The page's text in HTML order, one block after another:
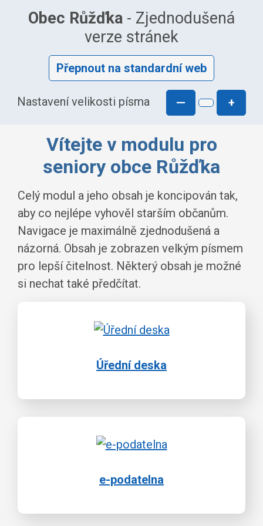
Obec Růžďka - Zjednodušená
verze stránek
Přepnout na standardní web
Nastavení velikosti písma — +
Vítejte v modulu pro
seniory obce Růžďka
Celý modul a jeho obsah je koncipován tak,
aby co nejlépe vyhověl starším občanům.
Navigace je maximálně zjednodušená a
názorná. Obsah je zobrazen velkým písmem
pro lepší čitelnost. Některý obsah je možné
si nechat také předčítat.
Úřední deska
e-podatelna